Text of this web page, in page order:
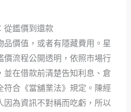
從鑑價到還款
價值，或者有隱藏費用。星
價流程公開透明，依照市場行
並在借款前清楚告知利息、倉
符合《當舖業法》規定。陳經
因為資訊不對稱而吃虧，所以